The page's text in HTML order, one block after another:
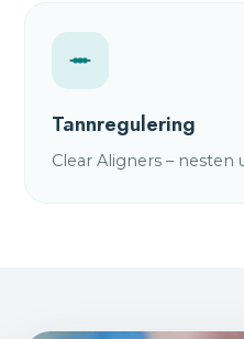
Tannregulering
Clear Aligners –